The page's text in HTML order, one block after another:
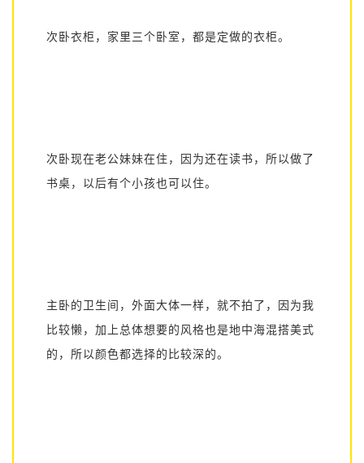
次卧衣柜，家里三个卧室，都是定做的衣柜。
次卧现在老公妹妹在住，因为还在读书，所以做了
书桌，以后有个小孩也可以住。
主卧的卫生间，外面大体一样，就不拍了，因为我
比较懒，加上总体想要的风格也是地中海混搭美式
的，所以颜色都选择的比较深的。